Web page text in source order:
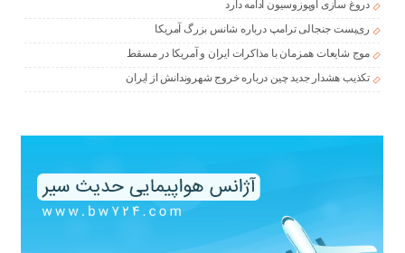
دروغ سازی اوپوزوسیون ادامه دارد
ری‌پست جنجالی ترامپ درباره شانس بزرگ آمریکا
موج شایعات همزمان با مذاکرات ایران و آمریکا در مسقط
تکذیب هشدار جدید چین درباره خروج شهروندانش از ایران